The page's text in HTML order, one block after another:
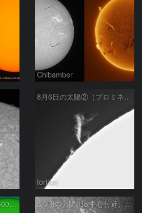
Chibamber
8月6日の太陽②（プロミネン北東縁 ）
toritori
昨日の活動領域 4498,4500：2026/08/05 8/6朝の太陽(Hα中心付近、4498、4502付近)